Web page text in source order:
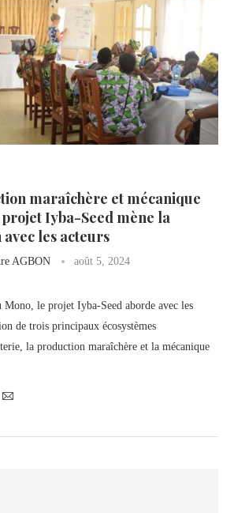
maraîchère et mécanique
Iyba-Seed mène la
les acteurs
AGBON août 5, 2024
Mono, le projet Iyba-Seed aborde avec les
de trois principaux écosystèmes
la production maraîchère et la mécanique